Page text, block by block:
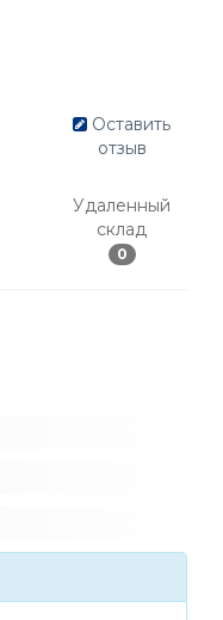
Оставить
отзыв
Удаленный
склад
0